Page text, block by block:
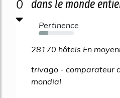
0 dans le monde
Pertinence
25%
28170 hôtels En
trivago - comparateur
mondial